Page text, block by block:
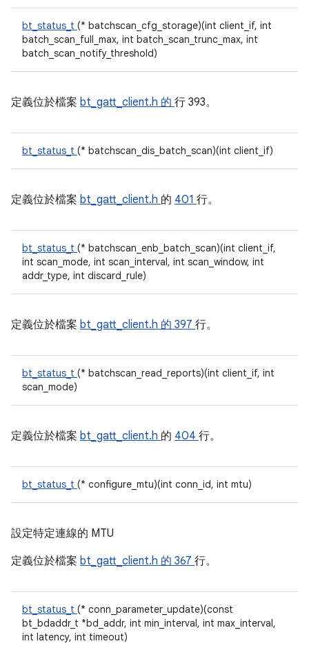
bt_status_t (* batchscan_cfg_storage)(int client_if, int
batch_scan_full_max, int batch_scan_trunc_max, int
batch_scan_notify_threshold)
定義位於檔案 bt_gatt_client.h 的 行 393。
bt_status_t (* batchscan_dis_batch_scan)(int client_if)
定義位於檔案 bt_gatt_client.h 的 401 行。
bt_status_t (* batchscan_enb_batch_scan)(int client_if,
int scan_mode, int scan_interval, int scan_window, int
addr_type, int discard_rule)
定義位於檔案 bt_gatt_client.h 的 397 行。
bt_status_t (* batchscan_read_reports)(int client_if, int
scan_mode)
定義位於檔案 bt_gatt_client.h 的 404 行。
bt_status_t (* configure_mtu)(int conn_id, int mtu)
設定特定連線的 MTU
定義位於檔案 bt_gatt_client.h 的 367 行。
bt_status_t (* conn_parameter_update)(const
bt_bdaddr_t *bd_addr, int min_interval, int max_interval,
int latency, int timeout)